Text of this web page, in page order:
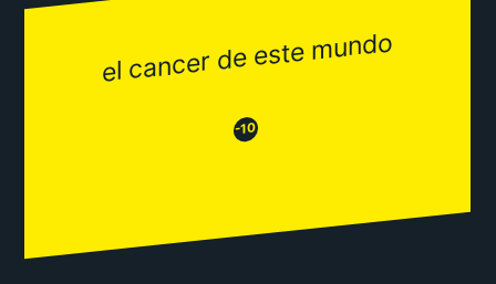
el cancer de este mundo
😒-10😂